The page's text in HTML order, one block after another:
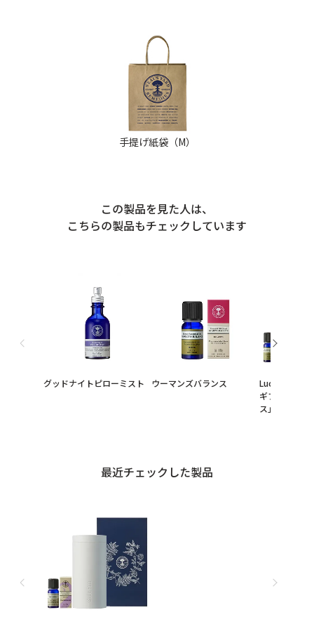
手提げ紙袋（M）
この製品を見た人は、
こちらの製品もチェックしています
グッドナイトピローミスト ウーマンズバランス
Lucyアロマデ
ギフト「ウー
ス」（ギフ
最近チェックした製品